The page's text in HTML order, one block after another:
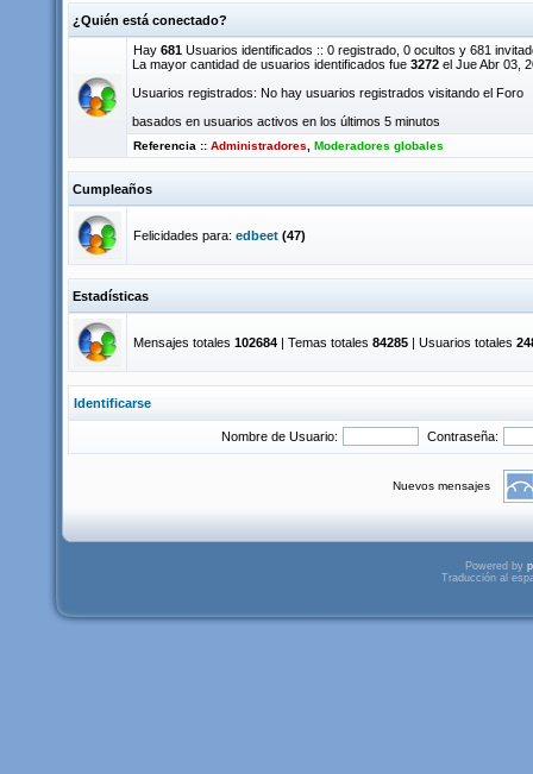
¿Quién está conectado?
Hay 681 Usuarios identificados :: 0 registrado, 0 ocultos y 681
La mayor cantidad de usuarios identificados fue 3272 el Jue Abr 03,
Usuarios registrados: No hay usuarios registrados visitando el Foro
basados en usuarios activos en los últimos 5 minutos
Referencia :: Administradores Moderadores globales
Cumpleaños
Felicidades para: edbeet (47)
Estadísticas
Mensajes totales 102684 | Temas totales 84285 | Usuarios totales
Identificarse
Nombre de Usuario: Contraseña:
Nuevos mensajes
Powered by
Traducción al